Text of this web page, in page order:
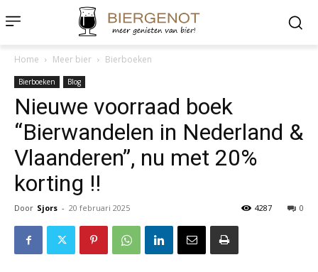
Home Meer bier Bierboeken
Bierboeken Blog
Nieuwe voorraad boek
“Bierwandelen in Nederland &
Vlaanderen”, nu met 20%
korting !!
Door Sjors - 20 februari 2025 0
4287